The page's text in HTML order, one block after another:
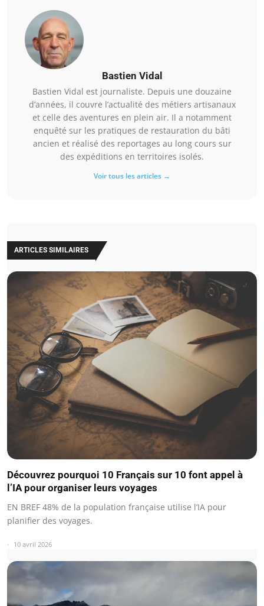
Bastien Vidal
Bastien Vidal est journaliste. Depuis une douzaine
d’années, il couvre l’actualité des métiers artisanaux
et celle des aventures en plein air. Il a notamment
enquêté sur les pratiques de restauration du bâti
ancien et réalisé des reportages au long cours sur
des expéditions en territoires isolés.
Voir tous les articles →
ARTICLES SIMILAIRES
Découvrez pourquoi 10 Français sur 10 font appel à
l’IA pour organiser leurs voyages
EN BREF 48% de la population française utilise l’IA pour
planifier des voyages.
10 avril 2026